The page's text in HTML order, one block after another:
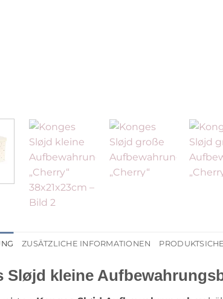
ZUSÄTZLICHE INFORMATIONEN
Sløjd kleine